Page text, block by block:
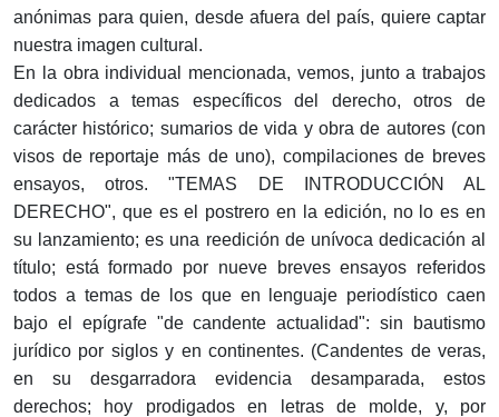
anónimas para quien, desde afuera del país, quiere captar
nuestra imagen cultural.
En la obra individual mencionada, vemos, junto a trabajos
dedicados a temas específicos del derecho, otros de
carácter histórico; sumarios de vida y obra de autores (con
visos de reportaje más de uno), compilaciones de breves
ensayos, otros. "TEMAS DE INTRODUCCIÓN AL
DERECHO", que es el postrero en la edición, no lo es en
su lanzamiento; es una reedición de unívoca dedicación al
título; está formado por nueve breves ensayos referidos
todos a temas de los que en lenguaje periodístico caen
bajo el epígrafe "de candente actualidad": sin bautismo
jurídico por siglos y en continentes. (Candentes de veras,
en su desgarradora evidencia desamparada, estos
derechos; hoy prodigados en letras de molde, y, por